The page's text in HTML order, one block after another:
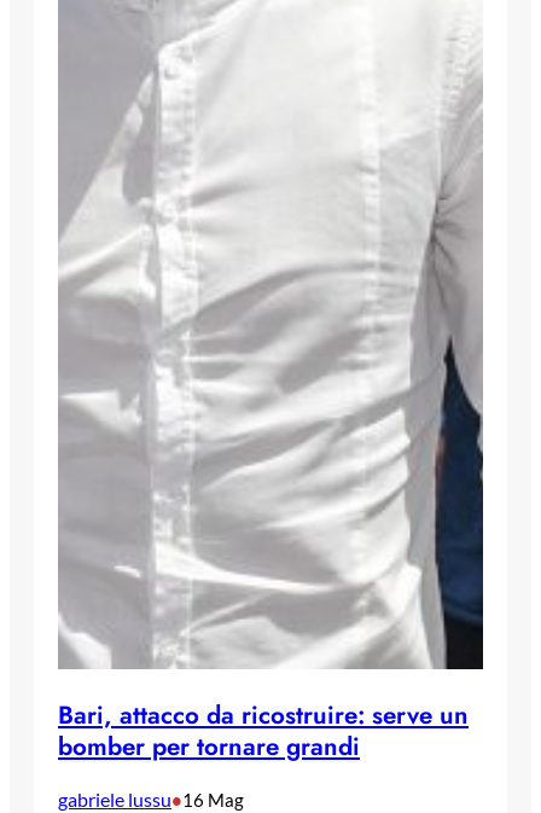
Bari, attacco da ricostruire: serve un
bomber per tornare grandi
gabriele lussu•16 Mag